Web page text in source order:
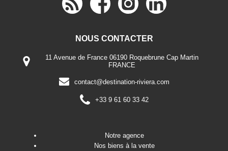
NOUS CONTACTER
11 Avenue de France 06190 Roquebrune Cap Martin
FRANCE
contact@destination-riviera.com
+33 9 61 60 33 42
Notre agence
Nos biens à la vente